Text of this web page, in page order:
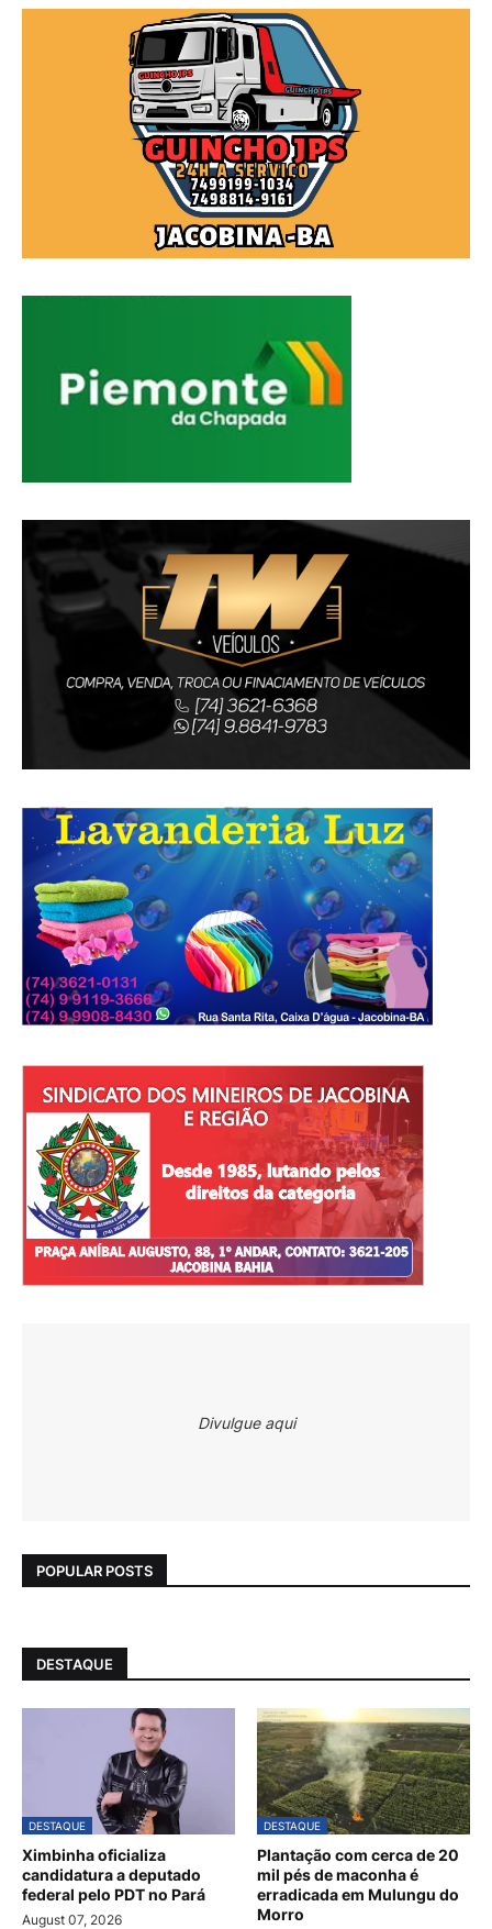
Divulgue aqui
POPULAR POSTS
DESTAQUE
DESTAQUE
Ximbinha oficializa
candidatura a deputado
federal pelo PDT no Pará
August 07, 2026
DESTAQUE
Plantação com cerca de 20
mil pés de maconha é
erradicada em Mulungu do
Morro